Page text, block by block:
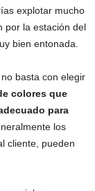
explotar mucho
por la estación del
bien entonada.
basta con elegir
colores que
para
los
cliente, pueden